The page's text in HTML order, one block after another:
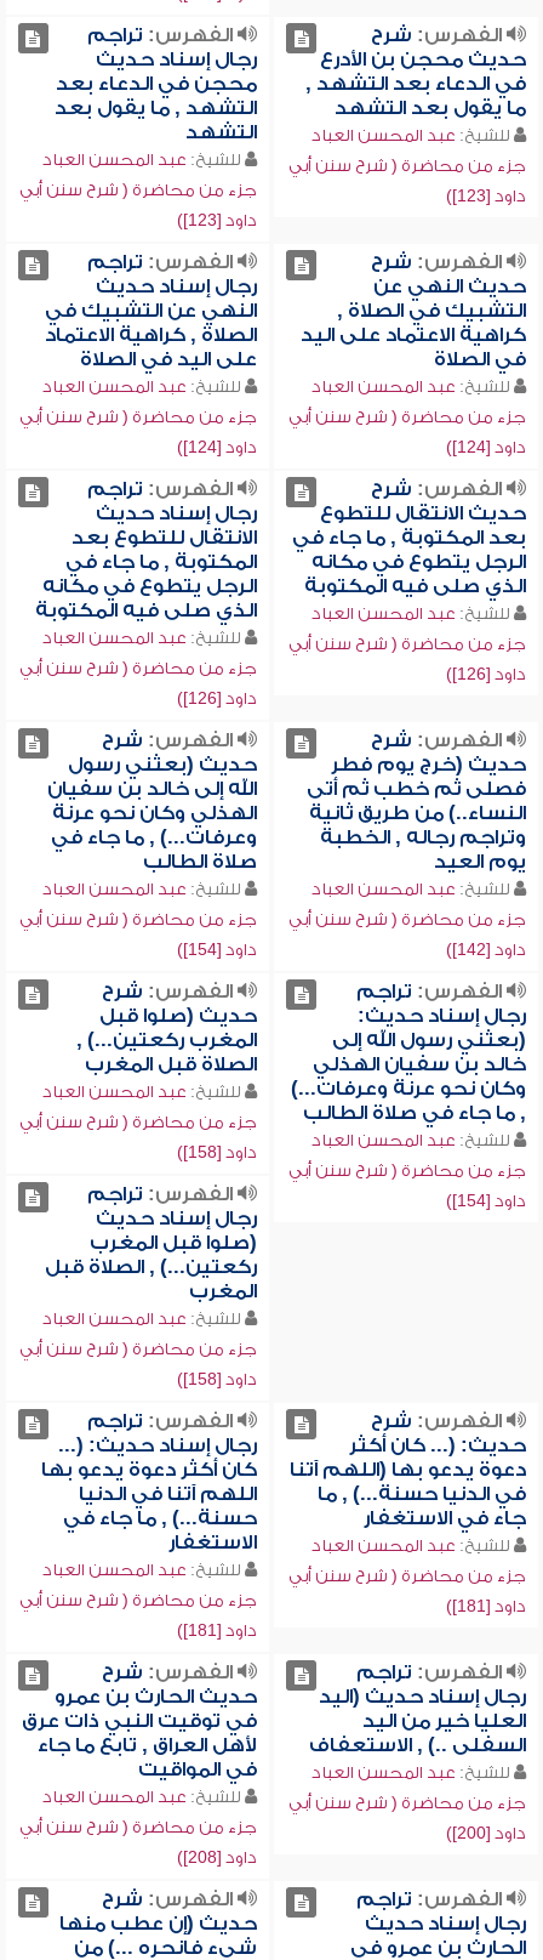
الفهرس: شرح
حديث محجن بن الأدرع
في الدعاء بعد التشهد ,
ما يقول بعد التشهد
للشيخ: عبد المحسن العباد
جزء من محاضرة ( شرح سنن أبي
داود [123])
الفهرس: تراجم
رجال إسناد حديث
محجن في الدعاء بعد
التشهد , ما يقول بعد
التشهد
للشيخ: عبد المحسن العباد
جزء من محاضرة ( شرح سنن أبي
داود [123])
الفهرس: شرح
حديث النهي عن
التشبيك في الصلاة ,
كراهية الاعتماد على اليد
في الصلاة
للشيخ: عبد المحسن العباد
جزء من محاضرة ( شرح سنن أبي
داود [124])
الفهرس: تراجم
رجال إسناد حديث
النهي عن التشبيك في
الصلاة , كراهية الاعتماد
على اليد في الصلاة
للشيخ: عبد المحسن العباد
جزء من محاضرة ( شرح سنن أبي
داود [124])
الفهرس: شرح
حديث الانتقال للتطوع
بعد المكتوبة , ما جاء في
الرجل يتطوع في مكانه
الذي صلى فيه المكتوبة
للشيخ: عبد المحسن العباد
جزء من محاضرة ( شرح سنن أبي
داود [126])
الفهرس: تراجم
رجال إسناد حديث
الانتقال للتطوع بعد
المكتوبة , ما جاء في
الرجل يتطوع في مكانه
الذي صلى فيه المكتوبة
للشيخ: عبد المحسن العباد
جزء من محاضرة ( شرح سنن أبي
داود [126])
الفهرس: شرح
حديث (خرج يوم فطر
فصلى ثم خطب ثم أتى
النساء..) من طريق ثانية
وتراجم رجاله , الخطبة
يوم العيد
للشيخ: عبد المحسن العباد
جزء من محاضرة ( شرح سنن أبي
داود [142])
الفهرس: شرح
حديث (بعثني رسول
الله إلى خالد بن سفيان
الهذلي وكان نحو عرنة
وعرفات...) , ما جاء في
صلاة الطالب
للشيخ: عبد المحسن العباد
جزء من محاضرة ( شرح سنن أبي
داود [154])
الفهرس: تراجم
رجال إسناد حديث:
(بعثني رسول الله إلى
خالد بن سفيان الهذلي
وكان نحو عرنة وعرفات...)
, ما جاء في صلاة الطالب
للشيخ: عبد المحسن العباد
جزء من محاضرة ( شرح سنن أبي
داود [154])
الفهرس: شرح
حديث (صلوا قبل
المغرب ركعتين...) ,
الصلاة قبل المغرب
للشيخ: عبد المحسن العباد
جزء من محاضرة ( شرح سنن أبي
داود [158])
الفهرس: تراجم
رجال إسناد حديث
(صلوا قبل المغرب
ركعتين...) , الصلاة قبل
المغرب
للشيخ: عبد المحسن العباد
جزء من محاضرة ( شرح سنن أبي
داود [158])
الفهرس: شرح
حديث: (... كان أكثر
دعوة يدعو بها (اللهم آتنا
في الدنيا حسنة...) , ما
جاء في الاستغفار
للشيخ: عبد المحسن العباد
جزء من محاضرة ( شرح سنن أبي
داود [181])
الفهرس: تراجم
رجال إسناد حديث: (...
كان أكثر دعوة يدعو بها
اللهم آتنا في الدنيا
حسنة...) , ما جاء في
الاستغفار
للشيخ: عبد المحسن العباد
جزء من محاضرة ( شرح سنن أبي
داود [181])
الفهرس: تراجم
رجال إسناد حديث (اليد
العليا خير من اليد
السفلى ..) , الاستعفاف
للشيخ: عبد المحسن العباد
جزء من محاضرة ( شرح سنن أبي
داود [200])
الفهرس: شرح
حديث الحارث بن عمرو
في توقيت النبي ذات عرق
لأهل العراق , تابع ما جاء
في المواقيت
للشيخ: عبد المحسن العباد
جزء من محاضرة ( شرح سنن أبي
داود [208])
الفهرس: تراجم
رجال إسناد حديث
الحارث بن عمرو في
الفهرس: شرح
حديث (إن عطب منها
شيء فانحره ...) من